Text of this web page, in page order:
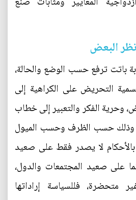
البعض
باتت ترفع حسب الوضع والحالة،
التحريض على الكراهية إلى
وحرية الفكر والتعبير إلى خطاب
وذلك حسب الظرف وحسب الميول
بالأحكام لا يصدر فقط على صعيد
على صعيد المجتمعات والدول،
متحضرة، فللسياسة إراداتها